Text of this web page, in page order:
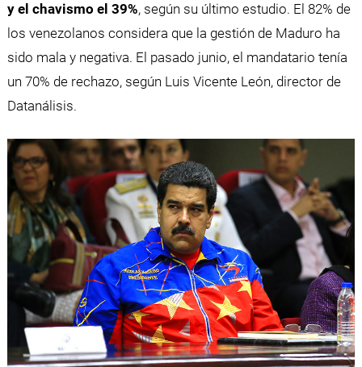
y el chavismo el 39%, según su último estudio. El 82% de
los venezolanos considera que la gestión de Maduro ha
sido mala y negativa. El pasado junio, el mandatario tenía
un 70% de rechazo, según Luis Vicente León, director de
Datanálisis.